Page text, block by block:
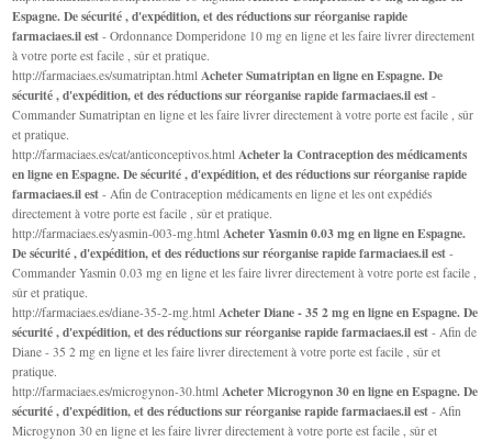
Espagne. De sécurité , d'expédition, et des réductions sur réorganise rapide
farmaciaes.il est - Ordonnance Domperidone 10 mg en ligne et les faire livrer directement
à votre porte est facile , sûr et pratique.
http://farmaciaes.es/sumatriptan.htmlAcheter Sumatriptan en ligne en Espagne. De
sécurité , d'expédition, et des réductions sur réorganise rapide farmaciaes.il est -
Commander Sumatriptan en ligne et les faire livrer directement à votre porte est facile , sûr
et pratique.
http://farmaciaes.es/cat/anticonceptivos.htmlAcheter la Contraception des médicaments
en ligne en Espagne. De sécurité , d'expédition, et des réductions sur réorganise rapide
farmaciaes.il est - Afin de Contraception médicaments en ligne et les ont expédiés
directement à votre porte est facile , sûr et pratique.
http://farmaciaes.es/yasmin-003-mg.htmlAcheter Yasmin 0.03 mg en ligne en Espagne.
De sécurité , d'expédition, et des réductions sur réorganise rapide farmaciaes.il est -
Commander Yasmin 0.03 mg en ligne et les faire livrer directement à votre porte est facile ,
sûr et pratique.
http://farmaciaes.es/diane-35-2-mg.htmlAcheter Diane - 35 2 mg en ligne en Espagne. De
sécurité , d'expédition, et des réductions sur réorganise rapide farmaciaes.il est - Afin de
Diane - 35 2 mg en ligne et les faire livrer directement à votre porte est facile , sûr et
pratique.
http://farmaciaes.es/microgynon-30.htmlAcheter Microgynon 30 en ligne en Espagne. De
sécurité , d'expédition, et des réductions sur réorganise rapide farmaciaes.il est - Afin
Microgynon 30 en ligne et les faire livrer directement à votre porte est facile , sûr et